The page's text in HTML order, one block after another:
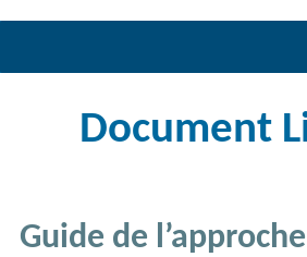
Document
Guide de